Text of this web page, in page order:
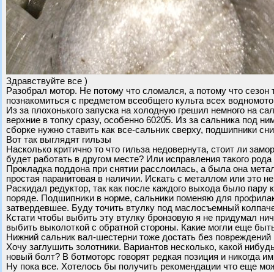
Здравствуйте все )
Разобрал мотор. Не потому что сломался, а потому что
познакомиться с предметом всеобщего культа всех
Из за плохонького запуска на холодную грешил немного на
верхние в топку сразу, особенно 60205. Из за сальника под
сборке нужно ставить как все-сальник сверху, подшипники
Вот так выглядят гильзы
Насколько критично то что гильза недовернута, стоит ли
будет работать в другом месте? Или исправления такого
Прокладка поддона при снятии расслоилась, а была она
простая паранитовая в наличии. Искать с металлом или это
Раскидал редуктор, так как после каждого выхода было
поряде. Подшипники в норме, сальники поменяю для
затвердевшее. Буду точить втулку под маслосъемный
Кстати чтобы выбить эту втулку бронзовую я не придумал
выбить выколоткой с обратной стороны. Какие могли еще
Нижний сальник вал-шестерни тоже достать без
Хочу заглушить золотники. Вариантов несколько, какой
новый болт? В ботмоторс говорят редкая позиция и никогда
Ну пока все. Хотелось бы получить рекомендации что еще